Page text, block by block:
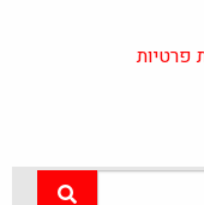
פרטיות